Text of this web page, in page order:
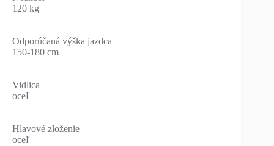
120 kg
Odporúčaná výška jazdca
150-180 cm
Vidlica
oceľ
Hlavové zloženie
oceľ